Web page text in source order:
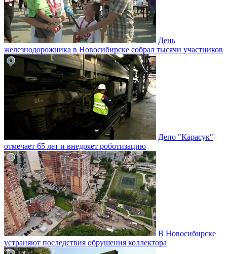
День
железнодорожника в Новосибирске собрал тысячи участников
Депо "Карасук"
отмечает 65 лет и внедряет роботизацию
В Новосибирске
устраняют последствия обрушения коллектора